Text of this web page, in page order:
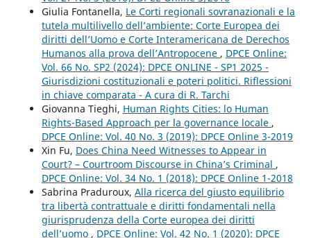
Giulia Fontanella, Le Corti regionali sovranazionali e la
tutela multilivello dell’ambiente: Corte Europea dei
diritti dell’Uomo e Corte Interamericana de Derechos
Humanos alla prova dell’Antropocene , DPCE Online:
Vol. 66 No. SP2 (2024): DPCE ONLINE - SP1 2025 -
Giurisdizioni costituzionali e poteri politici. Riflessioni
in chiave comparata - A cura di R. Tarchi
Giovanna Tieghi, Human Rights Cities: lo Human
Rights-Based Approach per la governance locale ,
DPCE Online: Vol. 40 No. 3 (2019): DPCE Online 3-2019
Xin Fu, Does China Need Witnesses to Appear in
Court? – Courtroom Discourse in China’s Criminal ,
DPCE Online: Vol. 34 No. 1 (2018): DPCE Online 1-2018
Sabrina Praduroux, Alla ricerca del giusto equilibrio
tra libertà contrattuale e diritti fondamentali nella
giurisprudenza della Corte europea dei diritti
dell’uomo , DPCE Online: Vol. 42 No. 1 (2020): DPCE